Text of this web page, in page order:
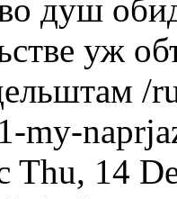
душ
уж
/
my-
Thu, 14